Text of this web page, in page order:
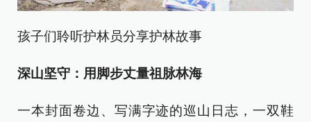
孩子们聆听护林员分享护林故事
深山坚守：用脚步丈量祖脉林海
一本封面卷边、写满字迹的巡山日志，一双鞋